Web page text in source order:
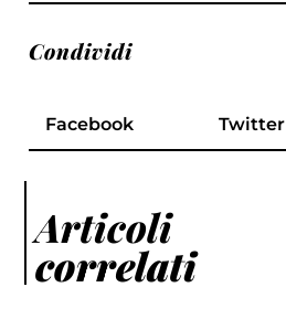
Condividi
Facebook Twitter
Articoli
correlati